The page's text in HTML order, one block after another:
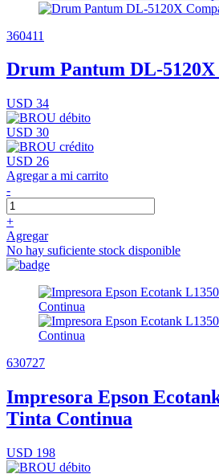
360411
Drum Pantum DL-
USD 34
USD 30
USD 26
Agregar a mi carrito
-
+
Agregar
No hay suficiente stock disponible
630727
Impresora Epson
Tinta Continua
USD 198